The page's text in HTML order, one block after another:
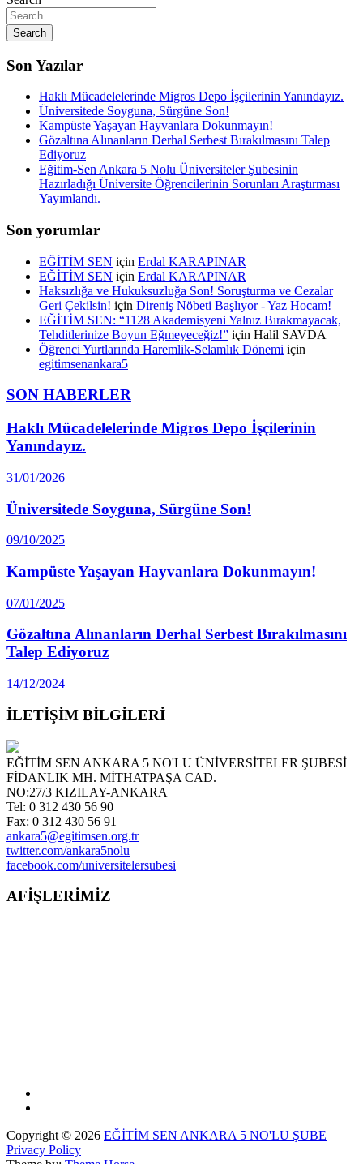
Search
Son Yazılar
Haklı Mücadelelerinde Migros Depo İşçilerinin Yanındayız.
Üniversitede Soyguna, Sürgüne Son!
Kampüste Yaşayan Hayvanlara Dokunmayın!
Gözaltına Alınanların Derhal Serbest Bırakılmasını Talep
Ediyoruz
Eğitim-Sen Ankara 5 Nolu Üniversiteler Şubesinin
Hazırladığı Üniversite Öğrencilerinin Sorunları Araştırması
Yayımlandı.
Son yorumlar
EĞİTİM SEN için Erdal KARAPINAR
EĞİTİM SEN için Erdal KARAPINAR
Haksızlığa ve Hukuksuzluğa Son! Soruşturma ve Cezalar
Geri Çekilsin! için Direniş Nöbeti Başlıyor - Yaz Hocam!
EĞİTİM SEN: “1128 Akademisyeni Yalnız Bırakmayacak,
Tehditlerinize Boyun Eğmeyeceğiz!” için Halil SAVDA
Öğrenci Yurtlarında Haremlik-Selamlık Dönemi için
egitimsenankara5
SON HABERLER
Haklı Mücadelelerinde Migros Depo İşçilerinin
Yanındayız.
31/01/2026
Üniversitede Soyguna, Sürgüne Son!
09/10/2025
Kampüste Yaşayan Hayvanlara Dokunmayın!
07/01/2025
Gözaltına Alınanların Derhal Serbest Bırakılmasını
Talep Ediyoruz
14/12/2024
İLETİŞİM BİLGİLERİ
EĞİTİM SEN ANKARA 5 NO'LU ÜNİVERSİTELER ŞUBESİ
FİDANLIK MH. MİTHATPAŞA CAD.
NO:27/3 KIZILAY-ANKARA
Tel: 0 312 430 56 90
Fax: 0 312 430 56 91
ankara5@egitimsen.org.tr
twitter.com/ankara5nolu
facebook.com/universitelersubesi
AFİŞLERİMİZ
Copyright © 2026 EĞİTİM SEN ANKARA 5 NO'LU ŞUBE
Privacy Policy